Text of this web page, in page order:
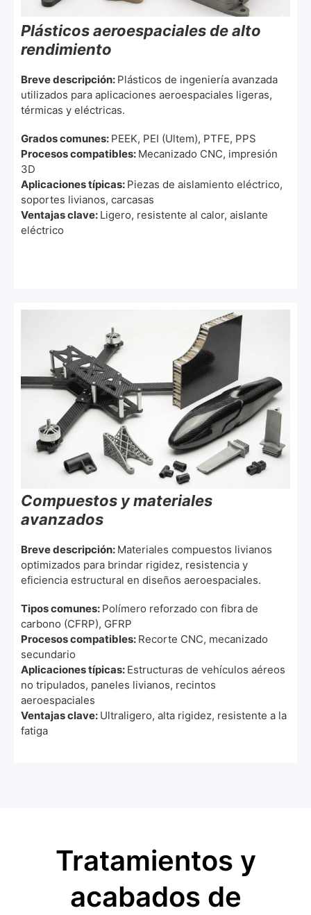
Plásticos aeroespaciales de alto
rendimiento
Breve descripción: Plásticos de ingeniería avanzada
utilizados para aplicaciones aeroespaciales ligeras,
térmicas y eléctricas.
Grados comunes: PEEK, PEI (Ultem), PTFE, PPS
Procesos compatibles: Mecanizado CNC, impresión
3D
Aplicaciones típicas: Piezas de aislamiento eléctrico,
soportes livianos, carcasas
Ventajas clave: Ligero, resistente al calor, aislante
eléctrico
Compuestos y materiales
avanzados
Breve descripción: Materiales compuestos livianos
optimizados para brindar rigidez, resistencia y
eficiencia estructural en diseños aeroespaciales.
Tipos comunes: Polímero reforzado con fibra de
carbono (CFRP), GFRP
Procesos compatibles: Recorte CNC, mecanizado
secundario
Aplicaciones típicas: Estructuras de vehículos aéreos
no tripulados, paneles livianos, recintos
aeroespaciales
Ventajas clave: Ultraligero, alta rigidez, resistente a la
fatiga
Tratamientos y
acabados de